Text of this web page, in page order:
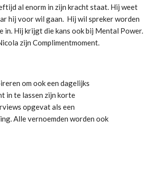
al enorm in zijn kracht staat. Hij weet
hij voor wil gaan. Hij wil spreker worden
in. Hij krijgt die kans ook bij Mental Power.
zijn Complimentmoment.
om ook een dagelijks
in te lassen zijn korte
opgevat als een
Alle vernoemden worden ook